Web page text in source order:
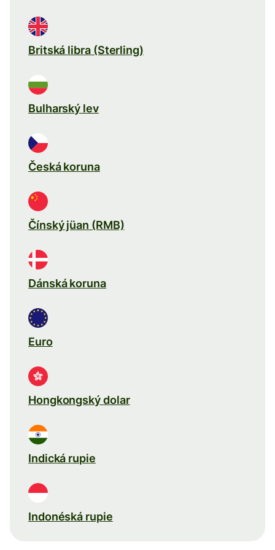
Britská libra (Sterling)
Bulharský lev
Česká koruna
Čínský jüan (RMB)
Dánská koruna
Euro
Hongkongský dolar
Indická rupie
Indonéská rupie